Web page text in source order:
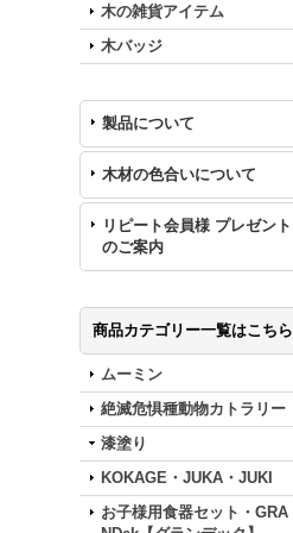
木の雑貨アイテム
木バッジ
製品について
木材の色合いについて
リピート会員様 プレゼント
のご案内
商品カテゴリー一覧はこちら
ムーミン
絶滅危惧種動物カトラリー
漆塗り
KOKAGE・JUKA・JUKI
お子様用食器セット・GRA